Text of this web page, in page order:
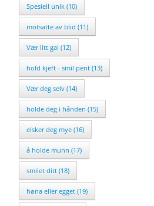
Spesiell unik (10)
motsatte av blid (11)
Vær litt gal (12)
hold kjeft - smil pent (13)
Vær deg selv (14)
holde deg i hånden (15)
elsker deg mye (16)
å holde munn (17)
smilet ditt (18)
høna eller egget (19)